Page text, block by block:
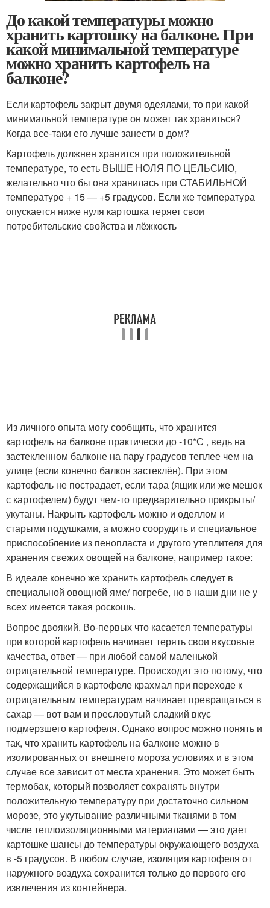
До какой температуры можно
хранить картошку на балконе. При
какой минимальной температуре
можно хранить картофель на
балконе?
Если картофель закрыт двумя одеялами, то при какой
минимальной температуре он может так храниться?
Когда все-таки его лучше занести в дом?
Картофель должнен хранится при положительной
температуре, то есть ВЫШЕ НОЛЯ ПО ЦЕЛЬСИЮ,
желательно что бы она хранилась при СТАБИЛЬНОЙ
температуре + 15 — +5 градусов. Если же температура
опускается ниже нуля картошка теряет свои
потребительские свойства и лёжкость
Из личного опыта могу сообщить, что хранится
картофель на балконе практически до -10*С , ведь на
застекленном балконе на пару градусов теплее чем на
улице (если конечно балкон застеклён). При этом
картофель не пострадает, если тара (ящик или же мешок
с картофелем) будут чем-то предварительно прикрыты/
укутаны. Накрыть картофель можно и одеялом и
старыми подушками, а можно соорудить и специальное
приспособление из пенопласта и другого утеплителя для
хранения свежих овощей на балконе, например такое:
В идеале конечно же хранить картофель следует в
специальной овощной яме/ погребе, но в наши дни не у
всех имеется такая роскошь.
Вопрос двоякий. Во-первых что касается температуры
при которой картофель начинает терять свои вкусовые
качества, ответ — при любой самой маленькой
отрицательной температуре. Происходит это потому, что
содержащийся в картофеле крахмал при переходе к
отрицательным температурам начинает превращаться в
сахар — вот вам и пресловутый сладкий вкус
подмерзшего картофеля. Однако вопрос можно понять и
так, что хранить картофель на балконе можно в
изолированных от внешнего мороза условиях и в этом
случае все зависит от места хранения. Это может быть
термобак, который позволяет сохранять внутри
положительную температуру при достаточно сильном
морозе, это укутывание различными тканями в том
числе теплоизоляционными материалами — это дает
картошке шансы до температуры окружающего воздуха
в -5 градусов. В любом случае, изоляция картофеля от
наружного воздуха сохранится только до первого его
извлечения из контейнера.